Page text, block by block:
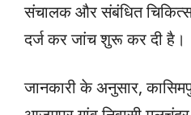
संचालक और संबंधित
दर्ज कर जांच शुरू कर दी है।
जानकारी के अनुसार,